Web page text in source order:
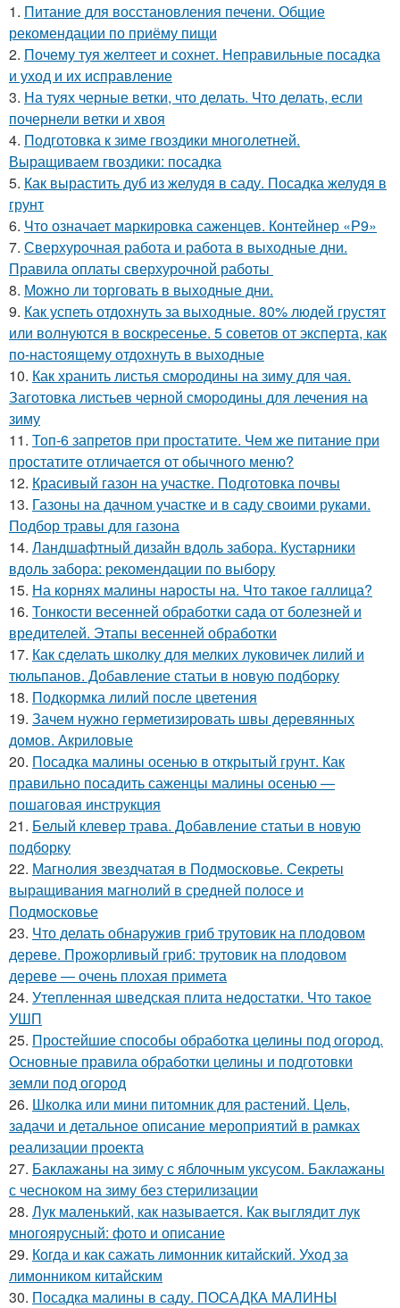
1. Питание для восстановления печени. Общие
рекомендации по приёму пищи
2. Почему туя желтеет и сохнет. Неправильные посадка
и уход и их исправление
3. На туях черные ветки, что делать. Что делать, если
почернели ветки и хвоя
4. Подготовка к зиме гвоздики многолетней.
Выращиваем гвоздики: посадка
5. Как вырастить дуб из желудя в саду. Посадка желудя в
грунт
6. Что означает маркировка саженцев. Контейнер «Р9»
7. Сверхурочная работа и работа в выходные дни.
Правила оплаты сверхурочной работы
8. Можно ли торговать в выходные дни.
9. Как успеть отдохнуть за выходные. 80% людей грустят
или волнуются в воскресенье. 5 советов от эксперта, как
по-настоящему отдохнуть в выходные
10. Как хранить листья смородины на зиму для чая.
Заготовка листьев черной смородины для лечения на
зиму
11. Топ-6 запретов при простатите. Чем же питание при
простатите отличается от обычного меню?
12. Красивый газон на участке. Подготовка почвы
13. Газоны на дачном участке и в саду своими руками.
Подбор травы для газона
14. Ландшафтный дизайн вдоль забора. Кустарники
вдоль забора: рекомендации по выбору
15. На корнях малины наросты на. Что такое галлица?
16. Тонкости весенней обработки сада от болезней и
вредителей. Этапы весенней обработки
17. Как сделать школку для мелких луковичек лилий и
тюльпанов. Добавление статьи в новую подборку
18. Подкормка лилий после цветения
19. Зачем нужно герметизировать швы деревянных
домов. Акриловые
20. Посадка малины осенью в открытый грунт. Как
правильно посадить саженцы малины осенью —
пошаговая инструкция
21. Белый клевер трава. Добавление статьи в новую
подборку
22. Магнолия звездчатая в Подмосковье. Секреты
выращивания магнолий в средней полосе и
Подмосковье
23. Что делать обнаружив гриб трутовик на плодовом
дереве. Прожорливый гриб: трутовик на плодовом
дереве — очень плохая примета
24. Утепленная шведская плита недостатки. Что такое
УШП
25. Простейшие способы обработка целины под огород.
Основные правила обработки целины и подготовки
земли под огород
26. Школка или мини питомник для растений. Цель,
задачи и детальное описание мероприятий в рамках
реализации проекта
27. Баклажаны на зиму с яблочным уксусом. Баклажаны
с чесноком на зиму без стерилизации
28. Лук маленький, как называется. Как выглядит лук
многоярусный: фото и описание
29. Когда и как сажать лимонник китайский. Уход за
лимонником китайским
30. Посадка малины в саду. ПОСАДКА МАЛИНЫ